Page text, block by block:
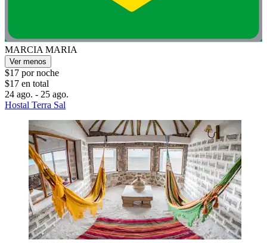
MARCIA MARIA
Ver menos
$17 por noche
$17 en total
24 ago. - 25 ago.
Hostal Terra Sal